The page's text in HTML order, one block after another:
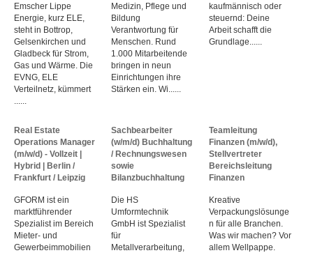
Emscher Lippe
Energie, kurz ELE,
steht in Bottrop,
Gelsenkirchen und
Gladbeck für Strom,
Gas und Wärme. Die
EVNG, ELE
Verteilnetz, kümmert
Medizin, Pflege und
Bildung
Verantwortung für
Menschen. Rund
1.000 Mitarbeitende
bringen in neun
Einrichtungen ihre
Stärken ein. Wi......
kaufmännisch oder
steuernd: Deine
Arbeit schafft die
Grundlage......
Real Estate
Operations Manager
(m/w/d) - Vollzeit |
Hybrid | Berlin /
Frankfurt / Leipzig
GFORM ist ein
marktführender
Spezialist im Bereich
Mieter- und
Gewerbeimmobilien
Sachbearbeiter
(w/m/d) Buchhaltung
/ Rechnungswesen
sowie
Bilanzbuchhaltung
Die HS
Umformtechnik
GmbH ist Spezialist
für
Metallverarbeitung,
Teamleitung
Finanzen (m/w/d),
Stellvertreter
Bereichsleitung
Finanzen
Kreative
Verpackungslösunge
n für alle Branchen.
Was wir machen? Vor
allem Wellpappe.